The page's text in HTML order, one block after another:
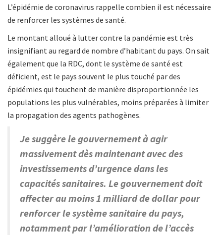
L’épidémie de coronavirus rappelle combien il est nécessaire
de renforcer les systèmes de santé.
Le montant alloué à lutter contre la pandémie est très
insignifiant au regard de nombre d’habitant du pays. On sait
également que la RDC, dont le système de santé est
déficient, est le pays souvent le plus touché par des
épidémies qui touchent de manière disproportionnée les
populations les plus vulnérables, moins préparées à limiter
la propagation des agents pathogènes.
Je suggère le gouvernement à agir
massivement dès maintenant avec des
investissements d’urgence dans les
capacités sanitaires. Le gouvernement doit
affecter au moins 1 milliard de dollar pour
renforcer le système sanitaire du pays,
notamment par l’amélioration de l’accès